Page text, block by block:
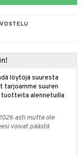
löytöjä suuresta
tarjoamme suuren
tuotteita alennetuilla
asti mutta ole
voivat päästä